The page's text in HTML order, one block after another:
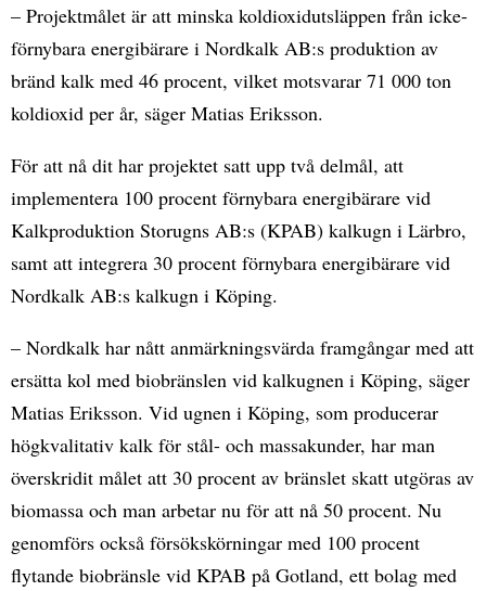
– Projektmålet är att minska koldioxidutsläppen från icke-
förnybara energibärare i Nordkalk AB:s produktion av
bränd kalk med 46 procent, vilket motsvarar 71 000 ton
koldioxid per år, säger Matias Eriksson.
För att nå dit har projektet satt upp två delmål, att
implementera 100 procent förnybara energibärare vid
Kalkproduktion Storugns AB:s (KPAB) kalkugn i Lärbro,
samt att integrera 30 procent förnybara energibärare vid
Nordkalk AB:s kalkugn i Köping.
– Nordkalk har nått anmärkningsvärda framgångar med att
ersätta kol med biobränslen vid kalkugnen i Köping, säger
Matias Eriksson. Vid ugnen i Köping, som producerar
högkvalitativ kalk för stål- och massakunder, har man
överskridit målet att 30 procent av bränslet skatt utgöras av
biomassa och man arbetar nu för att nå 50 procent. Nu
genomförs också försökskörningar med 100 procent
flytande biobränsle vid KPAB på Gotland, ett bolag med